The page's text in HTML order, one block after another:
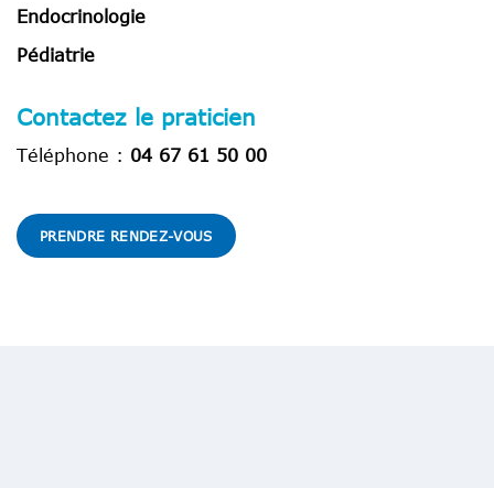
Endocrinologie
Pédiatrie
Contactez le praticien
Téléphone : 04 67 61 50 00
PRENDRE RENDEZ-VOUS